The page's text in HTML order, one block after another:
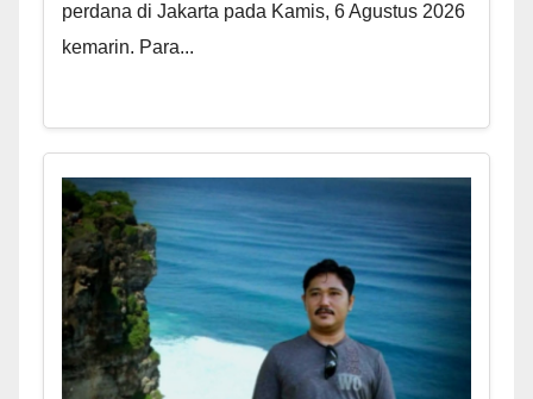
perdana di Jakarta pada Kamis, 6 Agustus 2026
kemarin. Para...